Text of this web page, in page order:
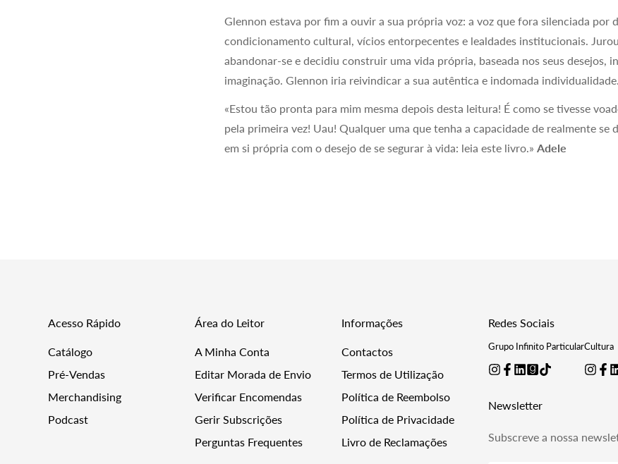
Glennon estava por fim a ouvir a sua própria voz: a voz que fora silenciada por
condicionamento cultural, vícios entorpecentes e lealdades institucionais.
abandonar-se e decidiu construir uma vida própria, baseada nos seus desejos,
imaginação. Glennon iria reivindicar a sua autêntica e indomada individualidade.
«Estou tão pronta para mim mesma depois desta leitura! É como se tivesse
pela primeira vez! Uau! Qualquer uma que tenha a capacidade de realmente se
em si própria com o desejo de se segurar à vida: leia este livro.» Adele
Acesso Rápido
Catálogo
Pré-Vendas
Merchandising
Podcast
Área do Leitor
A Minha Conta
Editar Morada de Envio
Verificar Encomendas
Gerir Subscrições
Perguntas Frequentes
Informações
Contactos
Termos de Utilização
Política de Reembolso
Política de Privacidade
Livro de Reclamações
Redes Sociais
Grupo Infinito ParticularCultura
Newsletter
Subscreve a nossa